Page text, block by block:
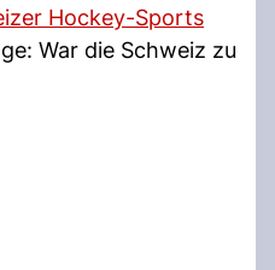
Hockey-Sports
War die Schweiz zu